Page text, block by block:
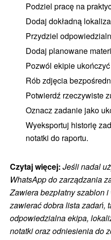
Podziel pracę na
Dodaj dokładną
Przydziel
Dodaj planowane
Pozwól ekipie
Rób zdjęcia
Potwierdź rzeczywiste
Oznacz zadanie jako
Wyeksportuj historię
notatki do raportu.
Czytaj więcej: Jeśli nadal
WhatsApp do zarządzania
Zawiera bezpłatny szablon
zawierać dobra lista zadań,
odpowiedzialna ekipa,
notatki oraz odniesienia do